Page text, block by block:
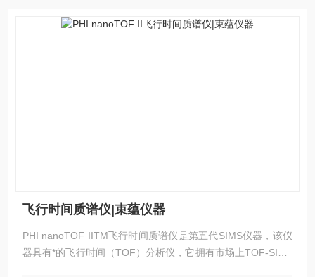
飞行时间质谱仪|束蕴仪器
PHI nanoTOF IITM飞行时间质谱仪是第五代SIMS仪器，该仪
器具有*的飞行时间（TOF）分析仪，它拥有市场上TOF-SIMS